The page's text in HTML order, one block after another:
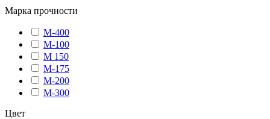
Марка прочности
М-400
М-100
М 150
М-175
М-200
М-300
Цвет